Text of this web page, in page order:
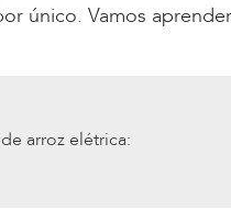
único. Vamos
arroz elétrica: